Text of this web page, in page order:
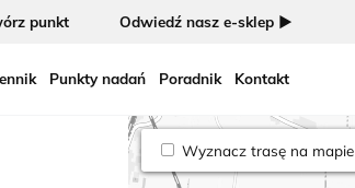
punkt Odwiedź nasz e-sklep ►
Punkty nadań Poradnik Kontakt
Wyznacz trasę na mapie